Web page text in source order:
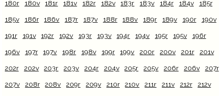
180r 180v 181r 181v 182r 182v 183r 183v 184r 184v 185r
185v 186r 186v 187r 187v 188r 188v 189r 189v 190r 190v
191r 191v 192r 192v 193r 193v 194r 194v 195r 195v 196r
196v 197r 197v 198r 198v 199r 199v 200r 200v 201r 201v
202r 202v 203r 203v 204r 204v 205r 205v 206r 206v 207r
207v 208r 208v 209r 209v 210r 210v 211r 211v 212r 212v